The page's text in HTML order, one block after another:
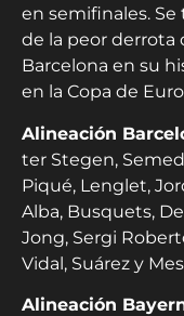
en semifinales. Se
de la peor derrota
Barcelona en su
en la Copa de
Alineación
ter Stegen,
Piqué, Lenglet,
Alba, Busquets, De
Jong, Sergi
Vidal, Suárez y
Alineación